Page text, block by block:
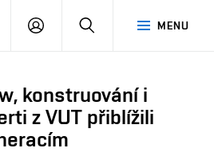
MENU
PŘIHLÁSIT
konstruování i
z VUT přiblížili